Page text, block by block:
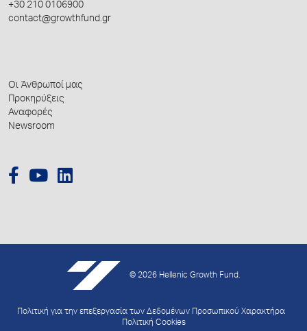
+30 210 0106900
contact@growthfund.gr
Οι Άνθρωποί μας
Προκηρύξεις
Αναφορές
Newsroom
© 2026 Hellenic Growth Fund.
Πολιτική για την επεξεργασία των Δεδομένων Προσωπικού Χαρακτήρα
Πολιτική Cookies